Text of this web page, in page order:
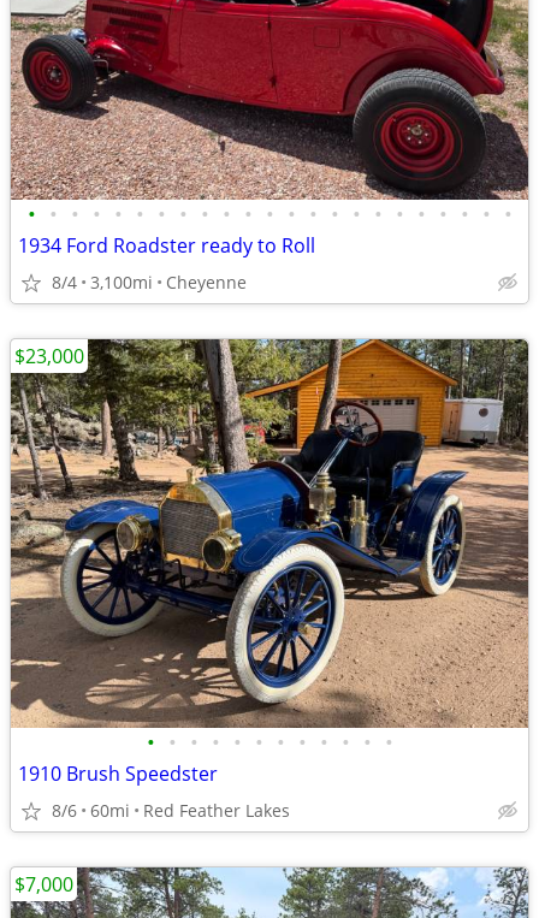
• • • • • • • • • • • • • • • • • • • • • • •
1934 Ford Roadster ready to Roll
8/4 3,100mi Cheyenne
• • • • • • • • • • • •
1910 Brush Speedster
8/6 60mi Red Feather Lakes
$23,000
$7,000